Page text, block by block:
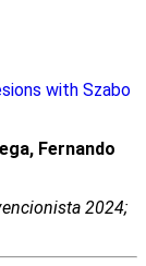
with Szabo
Fernando
2024;